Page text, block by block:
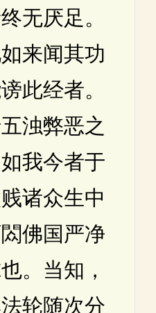
无厌足。
来闻其功
此经者。
浊弊恶之
我今者于
诸众生中
佛国严净
。当知，
轮随次分